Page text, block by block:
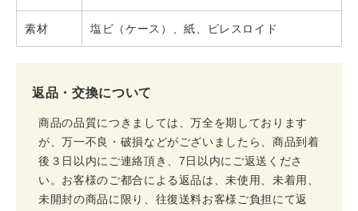
素材 塩ビ（ケース）、紙、ピレスロイド
返品・交換について
商品の品質につきましては、万全を期しております
が、万一不良・破損などがございましたら、商品到着
後３日以内にご連絡頂き、7日以内にご返送くださ
い。お客様のご都合による返品は、未使用、未着用、
未開封の商品に限り、往復送料お客様ご負担にて返